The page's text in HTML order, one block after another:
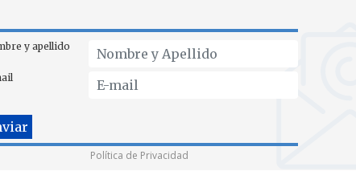
y apellido
Política de Privacidad